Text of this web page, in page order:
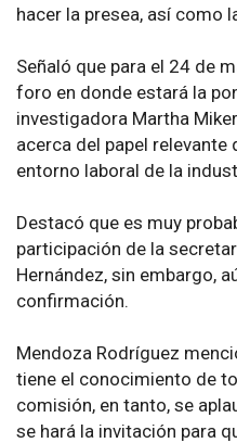
hacer la presea, así como
Señaló que para el 24 de
foro en donde estará la
investigadora Martha
acerca del papel relevante
entorno laboral de la
Destacó que es muy
participación de la
Hernández, sin embargo,
confirmación.
Mendoza Rodríguez
tiene el conocimiento de
comisión, en tanto, se
se hará la invitación para